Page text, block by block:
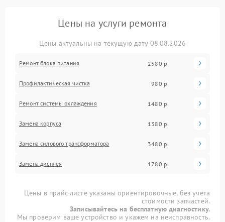
Цены на услуги ремонта
Цены актуальны на текущую дату 08.08.2026
Ремонт блока питания 2580 р
Профилактическая чистка 980 р
Ремонт системы охлаждения 1480 р
Замена корпуса 1380 р
Замена силового трансформатора 3480 р
Замена дисплея 1780 р
Цены в прайс-листе указаны ориентировочные, без учета
стоимости запчастей.
Записывайтесь на бесплатную диагностику.
Мы проверим ваше устройство и укажем на неисправность.